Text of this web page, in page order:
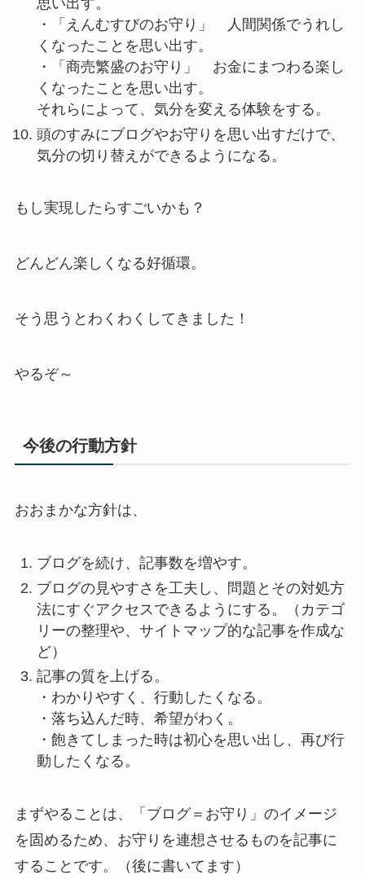
思い出す。
・「えんむすびのお守り」 人間関係でうれし
くなったことを思い出す。
・「商売繁盛のお守り」 お金にまつわる楽し
くなったことを思い出す。
それらによって、気分を変える体験をする。
頭のすみにブログやお守りを思い出すだけで、
気分の切り替えができるようになる。
もし実現したらすごいかも？
どんどん楽しくなる好循環。
そう思うとわくわくしてきました！
やるぞ～
今後の行動方針
おおまかな方針は、
ブログを続け、記事数を増やす。
ブログの見やすさを工夫し、問題とその対処方
法にすぐアクセスできるようにする。（カテゴ
リーの整理や、サイトマップ的な記事を作成な
ど）
記事の質を上げる。
・わかりやすく、行動したくなる。
・落ち込んだ時、希望がわく。
・飽きてしまった時は初心を思い出し、再び行
動したくなる。
まずやることは、「ブログ＝お守り」のイメージ
を固めるため、お守りを連想させるものを記事に
することです。（後に書いてます）